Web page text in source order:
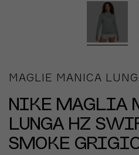
MAGLIE MANICA
NIKE MAGLIA
LUNGA HZ
SMOKE